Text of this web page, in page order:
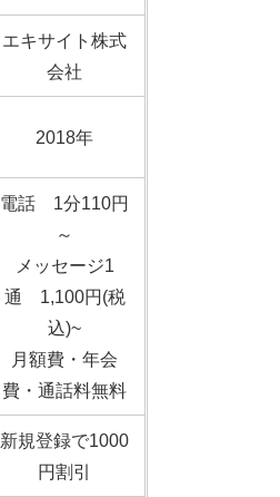
エキサイト株式
会社
2018年
電話 1分110円
～
メッセージ1
通 1,100円(税
込)~
月額費・年会
費・通話料無料
新規登録で1000
円割引